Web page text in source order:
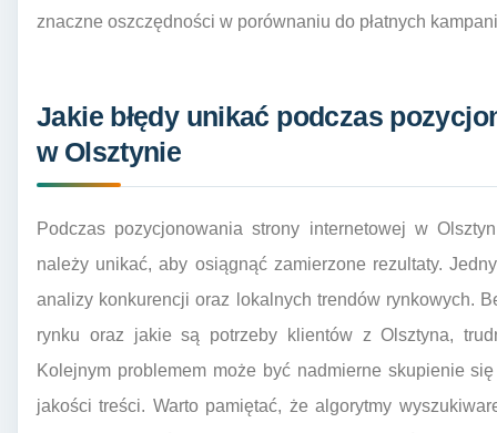
znaczne oszczędności w porównaniu do płatnych
Jakie błędy unikać podczas
w Olsztynie
Podczas pozycjonowania strony internetowej w
należy unikać, aby osiągnąć zamierzone rezultaty.
analizy konkurencji oraz lokalnych trendów rynkowych.
rynku oraz jakie są potrzeby klientów z Olsztyna,
Kolejnym problemem może być nadmierne skupienie
jakości treści. Warto pamiętać, że algorytmy